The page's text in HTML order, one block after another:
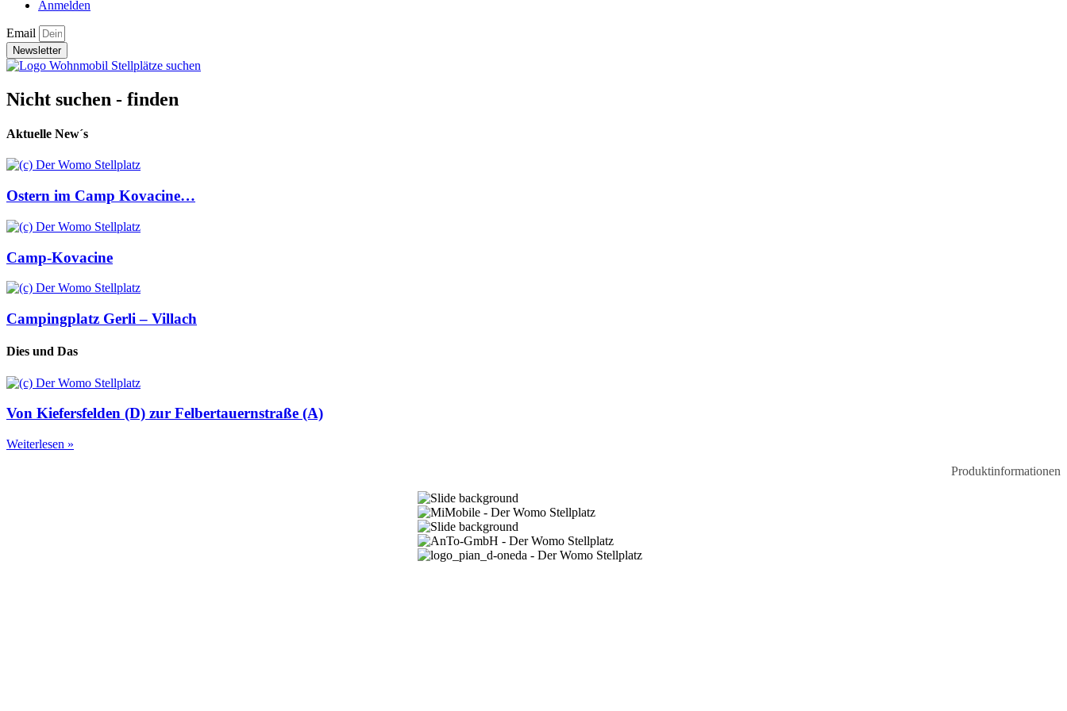
Anmelden
Email
Newsletter
Nicht suchen - finden
Aktuelle New´s
Ostern im Camp Kovacine…
Camp-Kovacine
Campingplatz Gerli – Villach
Dies und Das
Von Kiefersfelden (D) zur Felbertauernstraße (A)
Weiterlesen »
Produktinformationen